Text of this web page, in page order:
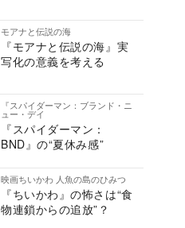
モアナと伝説の海
『モアナと伝説の海』実
写化の意義を考える
『スパイダーマン：ブランド・ニ
ュー・デイ
『スパイダーマン：
BND』の“夏休み感”
映画ちいかわ 人魚の島のひみつ
『ちいかわ』の怖さは“食
物連鎖からの追放”？